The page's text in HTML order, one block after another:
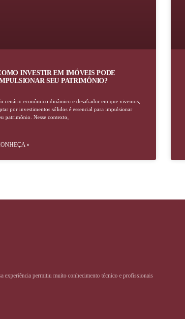
INVESTIR EM IMÓVEIS PODE
SEU PATRIMÔNIO?
cenário econômico dinâmico e desafiador em que vivemos,
por investimentos sólidos é essencial para impulsionar
patrimônio. Nesse contexto,
»
experiência permitiu muito conhecimento técnico e profissionais